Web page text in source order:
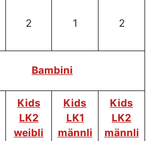
2 1 2
Bambini
Kids
LK2
weibli
Kids
LK1
männli
Kids
LK2
männli